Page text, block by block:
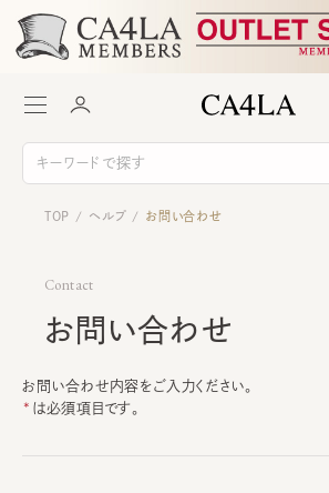
TOP / ヘルプ / お問い合わせ
Contact
お問い合わせ
お問い合わせ内容をご入力ください。
は必須項目です。